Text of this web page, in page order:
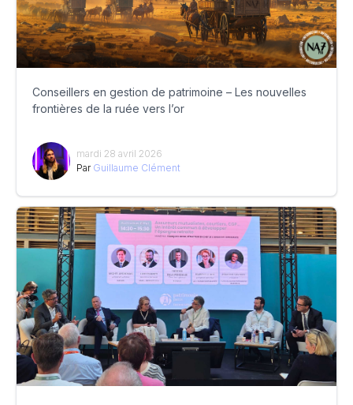
Conseillers en gestion de patrimoine – Les nouvelles
frontières de la ruée vers l’or
mardi 28 avril 2026
Par Guillaume Clément